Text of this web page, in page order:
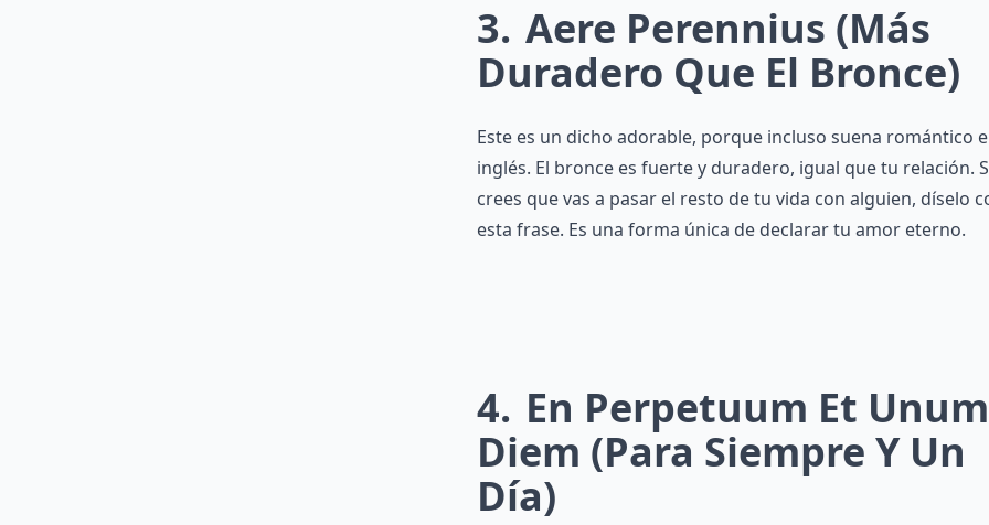
3 Aere Perennius (más
Duradero Que El Bronce)
Este es un dicho adorable, porque incluso suena romántico
inglés. El bronce es fuerte y duradero, igual que tu relación.
crees que vas a pasar el resto de tu vida con alguien, díselo
esta frase. Es una forma única de declarar tu amor eterno.
4 En Perpetuum Et Unum
Diem (para Siempre Y Un
Día)